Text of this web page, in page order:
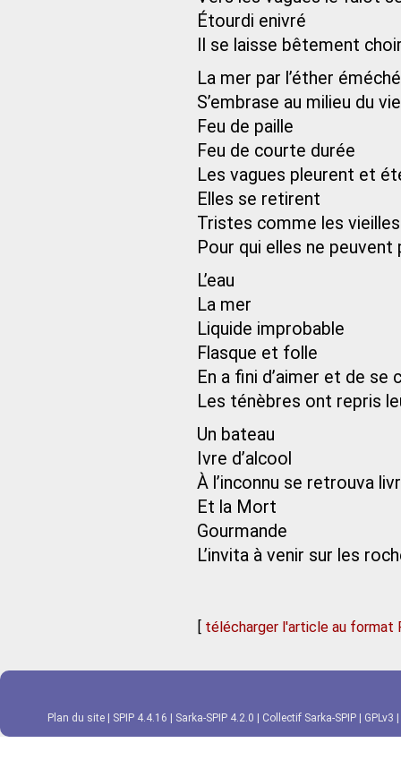
Étourdi enivré
Il se laisse bêtement
La mer par l’éther
S’embrase au milieu du
Feu de paille
Feu de courte durée
Les vagues pleurent et
Elles se retirent
Tristes comme les
Pour qui elles ne peuvent
L’eau
La mer
Liquide improbable
Flasque et folle
En a fini d’aimer et de se
Les ténèbres ont repris
Un bateau
Ivre d’alcool
À l’inconnu se retrouva
Et la Mort
Gourmande
L’invita à venir sur les
[ télécharger l'article au format
Plan du site SPIP 4.4.16 Sarka-SPIP 4.2.0 Collectif Sarka-SPIP GPLv3